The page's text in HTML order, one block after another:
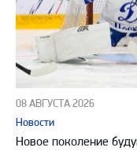
08 АВГУСТА 2026
Новости
Новое поколение